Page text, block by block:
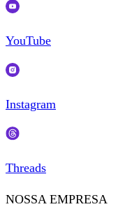
YouTube
Instagram
Threads
NOSSA EMPRESA